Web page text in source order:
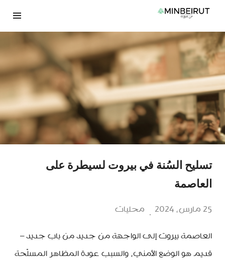
انتقل
المحتوى
تسليح السُنة في بيروت لسيطرة على
العاصمة
25 مارس، 2024 محليات
العاصمة بيروت إلى الواجهة من جديد من باب جديد –
قديم هو الوضع الأمني، والسبب عودة المظاهر المسلّحة